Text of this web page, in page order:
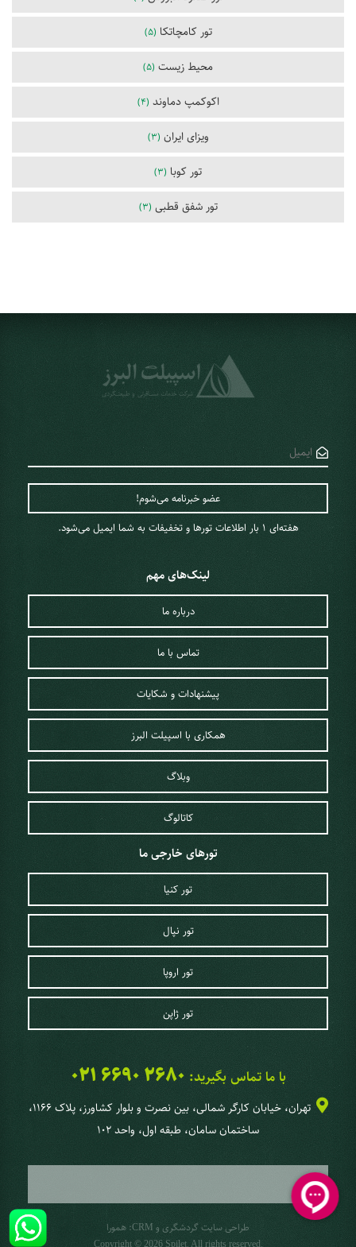
تور کامچاتکا (5)
محیط زیست (5)
اکوکمپ دماوند (4)
ویزای ایران (3)
تور کوبا (3)
تور شفق قطبی (3)
هفته‌ای 1 ‌بار اطلاعات تورها و تخفیفات به شما ایمیل می‌شود.
لینک‌های مهم
درباره ما
تماس با ما
پیشنهادات و شکایات
همکاری با اسپیلت البرز
وبلاگ
کاتالوگ
تورهای خارجی ما
تور کنیا
تور نپال
تور اروپا
تور ژاپن
با ما تماس بگیرید: 021 6690 2680
تهران، خیابان کارگر شمالی، بین نصرت و بلوار کشاورز، پلاک 1166،
ساختمان سامان، طبقه اول، واحد 102
طراحی سایت گردشگری و CRM
: همورا
Copyright © 2026 Spilet. All rights reserved.